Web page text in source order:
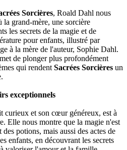
Sorcières, Roald Dahl nous
la grand-mère, une sorcière
les secrets de la magie et de
pour enfants, illustré par
à la mère de l'auteur, Sophie Dahl.
de plonger plus profondément
qui rendent Sacrées Sorcières un
exceptionnels
curieux et son cœur généreux, est à
Elle nous montre que la magie n'est
potions, mais aussi des actes de
enfants, en découvrant les secrets